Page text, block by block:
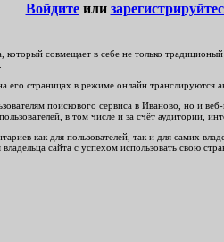
Войдитеили
совмещает в себе не только
его страницах в режиме онлайн
поискового сервиса в Иваново, но и
в том числе и за счёт аудитории,
как для пользователей, так и для самих
сайта с успехом использовать свою